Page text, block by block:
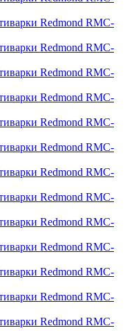
Redmond RMC-
Redmond RMC-
Redmond RMC-
Redmond RMC-
Redmond RMC-
Redmond RMC-
Redmond RMC-
Redmond RMC-
Redmond RMC-
Redmond RMC-
Redmond RMC-
Redmond RMC-
Redmond RMC-